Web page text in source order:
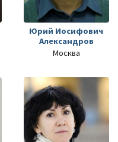
Юрий Иосифович
Александров
Москва